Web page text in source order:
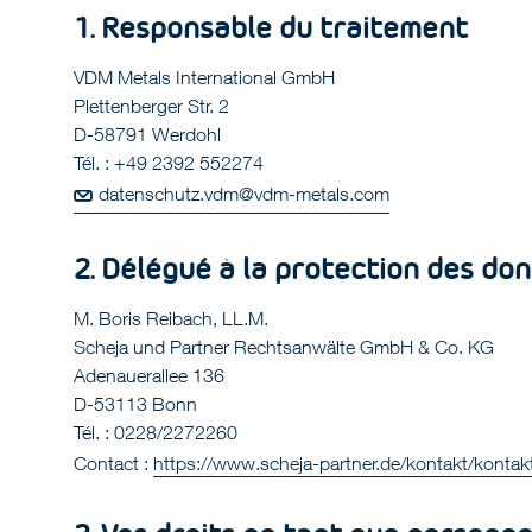
1. Responsable du traitement
VDM Metals International GmbH
Plettenberger Str. 2
D-58791 Werdohl
Tél. : +49 2392 552274
datenschutz.vdm@vdm-metals.com
2. Délégué à la protection des
M. Boris Reibach, LL.M.
Scheja und Partner Rechtsanwälte GmbH & Co. KG
Adenauerallee 136
D-53113 Bonn
Tél. : 0228/2272260
Contact : https://www.scheja-partner.de/kontakt/